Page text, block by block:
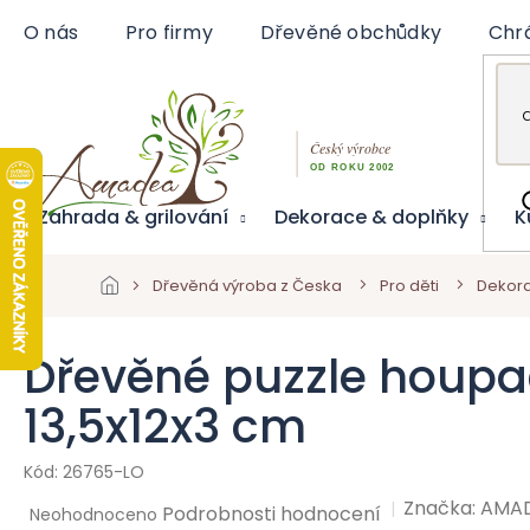
O nás Pro firmy Dřevěné obchůdky
Zahrada & grilování Dekorace & doplňky
Dřevěná výroba z Česka Pro děti
Dřevěné puzzle
13,5x12x3 cm
26765-LO
Průměrné
Neohodnoceno Podrobnosti hodnocení Značka: